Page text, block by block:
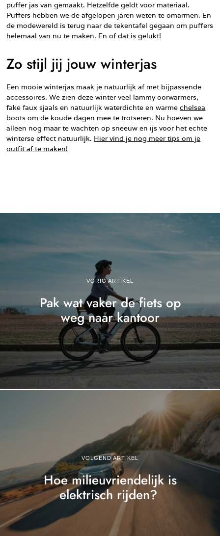
puffer jas van gemaakt. Hetzelfde geldt voor materiaal.
Puffers hebben we de afgelopen jaren weten te omarmen. En
de modewereld is terug naar de tekentafel gegaan om puffers
helemaal van nu te maken. En of dat is gelukt!
Zo stijl jij jouw winterjas
Een mooie winterjas maak je natuurlijk af met bijpassende
accessoires. We zien deze winter veel lammy oorwarmers,
fake faux sjaals en natuurlijk waterdichte en warmechelsea
boots om de koude dagen mee te trotseren. Nu hoeven we
alleen nog maar te wachten op sneeuw en ijs voor het echte
winterse effect natuurlijk. Hier vind je nog meer tips om je
outfit af te maken!
VORIG ARTIKEL
Pak wat vaker de fiets op
weg naar kantoor
VOLGEND ARTIKEL
Hoe milieuvriendelijk is
elektrisch rijden?